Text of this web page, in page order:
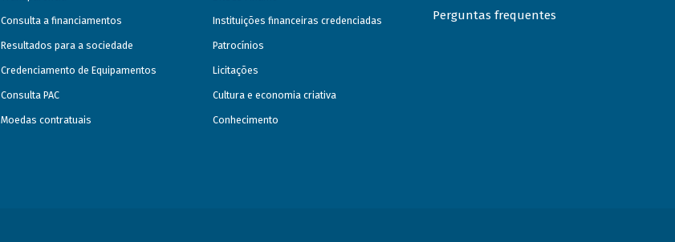
Consulta a financiamentos
Resultados para a sociedade
Credenciamento de Equipamentos
Consulta PAC
Moedas contratuais
Instituições financeiras credenciadas
Patrocínios
Licitações
Cultura e economia criativa
Conhecimento
Perguntas frequentes